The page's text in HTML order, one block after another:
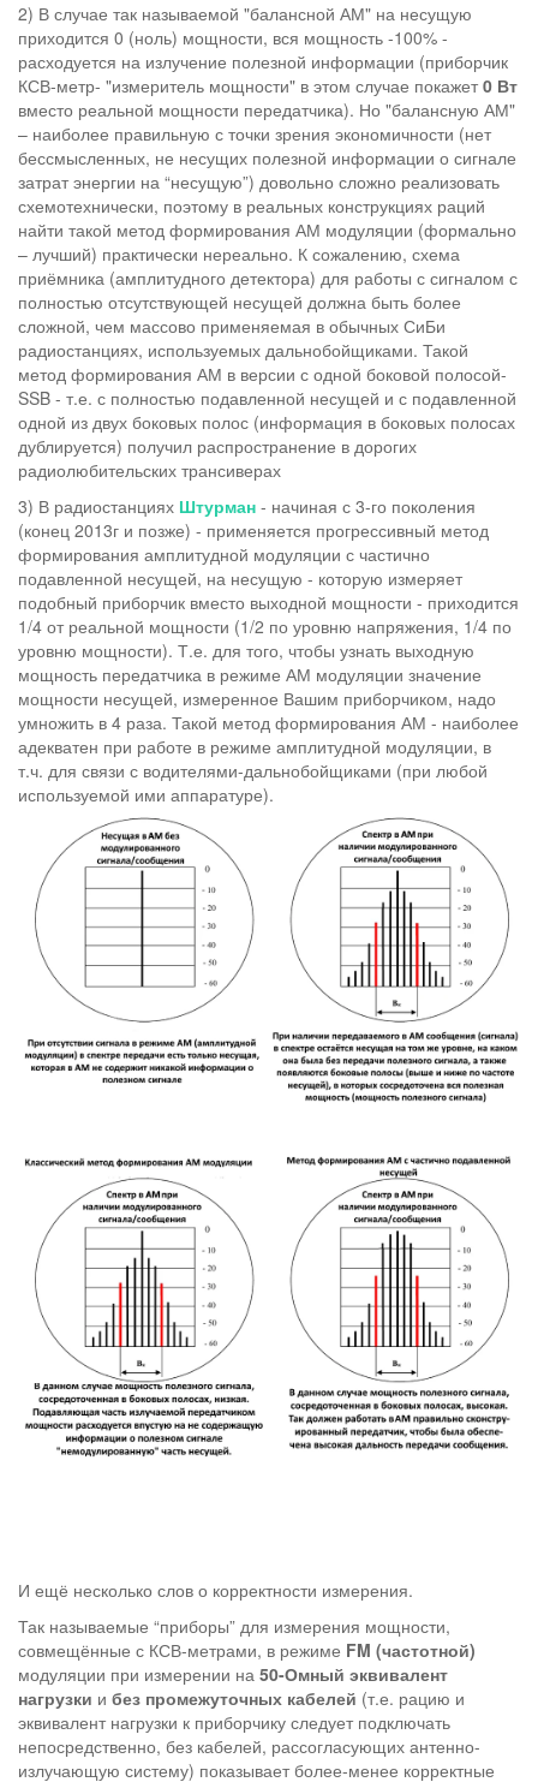
2) В случае так называемой "балансной АМ" на несущую
приходится 0 (ноль) мощности, вся мощность -100% -
расходуется на излучение полезной информации (приборчик
КСВ-метр- "измеритель мощности" в этом случае покажет0 Вт
вместо реальной мощности передатчика). Но "балансную АМ"
– наиболее правильную с точки зрения экономичности (нет
бессмысленных, не несущих полезной информации о сигнале
затрат энергии на “несущую”) довольно сложно реализовать
схемотехнически, поэтому в реальных конструкциях раций
найти такой метод формирования АМ модуляции (формально
– лучший) практически нереально. К сожалению, схема
приёмника (амплитудного детектора) для работы с сигналом с
полностью отсутствующей несущей должна быть более
сложной, чем массово применяемая в обычных СиБи
радиостанциях, используемых дальнобойщиками. Такой
метод формирования АМ в версии с одной боковой полосой-
SSB - т.е. с полностью подавленной несущей и с подавленной
одной из двух боковых полос (информация в боковых полосах
дублируется) получил распространение в дорогих
радиолюбительских трансиверах
3) В радиостанциях Штурман - начиная с 3-го поколения
(конец 2013г и позже) - применяется прогрессивный метод
формирования амплитудной модуляции с частично
подавленной несущей, на несущую - которую измеряет
подобный приборчик вместо выходной мощности - приходится
1/4 от реальной мощности (1/2 по уровню напряжения, 1/4 по
уровню мощности). Т.е. для того, чтобы узнать выходную
мощность передатчика в режиме АМ модуляции значение
мощности несущей, измеренное Вашим приборчиком, надо
умножить в 4 раза. Такой метод формирования АМ - наиболее
адекватен при работе в режиме амплитудной модуляции, в
т.ч. для связи с водителями-дальнобойщиками (при любой
используемой ими аппаратуре).
И ещё несколько слов о корректности измерения.
Так называемые “приборы” для измерения мощности,
совмещённые с КСВ-метрами, в режиме FM (частотной)
модуляции при измерении на 50-Омный эквивалент
нагрузки и без промежуточных кабелей (т.е. рацию и
эквивалент нагрузки к приборчику следует подключать
непосредственно, без кабелей, рассогласующих антенно-
излучающую систему) показывает более-менее корректные